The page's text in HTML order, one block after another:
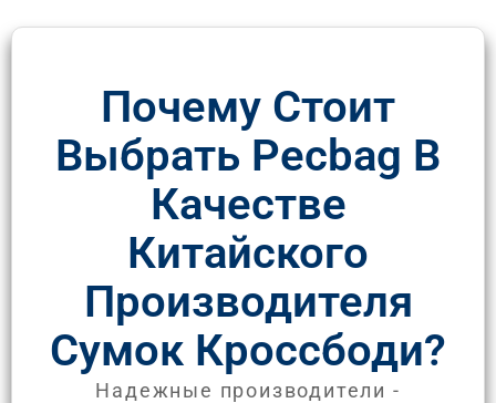
Почему Стоит
Выбрать Pecbag В
Качестве
Китайского
Производителя
Сумок Кроссбоди?
Надежные производители -